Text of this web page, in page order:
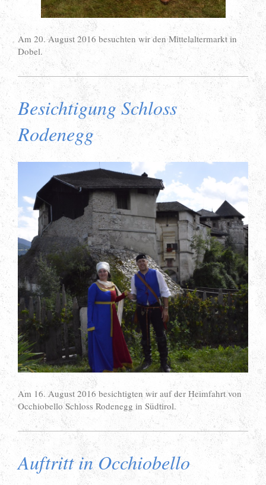
Am 20. August 2016 besuchten wir den Mittelaltermarkt in
Dobel.
Besichtigung Schloss
Rodenegg
Am 16. August 2016 besichtigten wir auf der Heimfahrt von
Occhiobello Schloss Rodenegg in Südtirol.
Auftritt in Occhiobello